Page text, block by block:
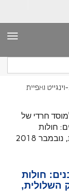
ואפיית
חרדי של
חולות
2018
חולות
השלולית,